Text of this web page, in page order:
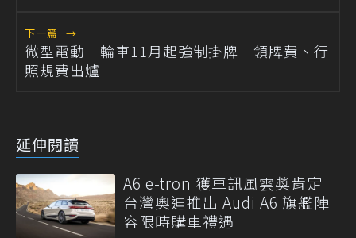
下一篇 →
微型電動二輪車11月起強制掛牌 領牌費、行
照規費出爐
延伸閱讀
A6 e-tron 獲車訊風雲獎肯定
台灣奧迪推出 Audi A6 旗艦陣
容限時購車禮遇